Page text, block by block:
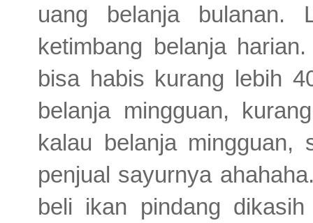
uang belanja bulanan.
ketimbang belanja
bisa habis kurang lebih
belanja mingguan,
kalau belanja
penjual sayurnya
beli ikan pindang